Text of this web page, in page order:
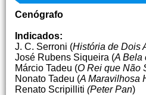
Cenógrafo
Indicados:
J. C. Serroni (História de Dois
José Rubens Siqueira (A Bela
Márcio Tadeu (O Rei que Não
Nonato Tadeu (A Maravilhosa
Renato Scripilliti (Peter Pan)